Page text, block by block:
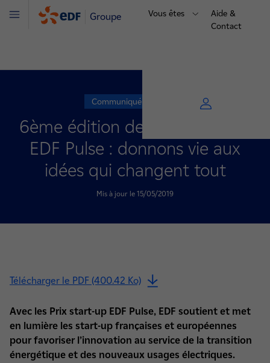
Groupe Vous êtes
Aide &
Contact
Menu
Communiqué de presse
6ème édition des Prix start-up
EDF Pulse : donnons vie aux
idées qui changent tout
Mis à jour le 15/05/2019
Télécharger le PDF (400.42 Ko)
Avec les Prix start-up EDF Pulse, EDF soutient et met
en lumière les start-up françaises et européennes
pour favoriser l’innovation au service de la transition
énergétique et des nouveaux usages électriques.